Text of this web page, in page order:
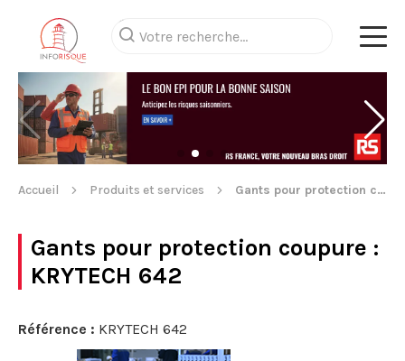
Accueil Produits et services Gants pour protection coupure
Gants pour protection coupure :
KRYTECH 642
Référence : KRYTECH 642